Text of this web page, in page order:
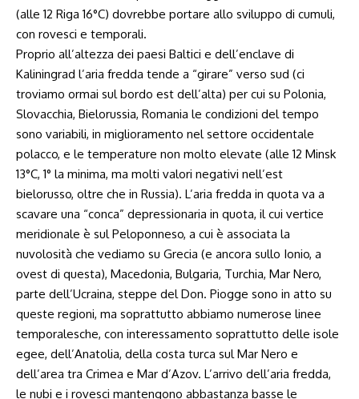
(alle 12 Riga 16°C) dovrebbe portare allo sviluppo di cumuli,
con rovesci e temporali.
Proprio all’altezza dei paesi Baltici e dell’enclave di
Kaliningrad l’aria fredda tende a “girare” verso sud (ci
troviamo ormai sul bordo est dell’alta) per cui su Polonia,
Slovacchia, Bielorussia, Romania le condizioni del tempo
sono variabili, in miglioramento nel settore occidentale
polacco, e le temperature non molto elevate (alle 12 Minsk
13°C, 1° la minima, ma molti valori negativi nell’est
bielorusso, oltre che in Russia). L’aria fredda in quota va a
scavare una “conca” depressionaria in quota, il cui vertice
meridionale è sul Peloponneso, a cui è associata la
nuvolosità che vediamo su Grecia (e ancora sullo Ionio, a
ovest di questa), Macedonia, Bulgaria, Turchia, Mar Nero,
parte dell’Ucraina, steppe del Don. Piogge sono in atto su
queste regioni, ma soprattutto abbiamo numerose linee
temporalesche, con interessamento soprattutto delle isole
egee, dell’Anatolia, della costa turca sul Mar Nero e
dell’area tra Crimea e Mar d’Azov. L’arrivo dell’aria fredda,
le nubi e i rovesci mantengono abbastanza basse le